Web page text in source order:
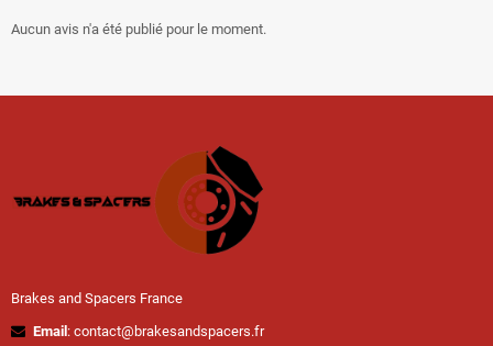
Aucun avis n'a été publié pour le moment.
Brakes and Spacers France
Email : contact@brakesandspacers.fr